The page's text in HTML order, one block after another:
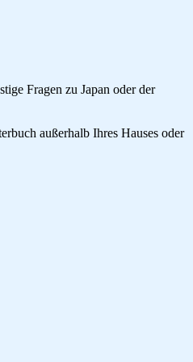
Fragen zu Japan oder der
außerhalb Ihres Hauses oder